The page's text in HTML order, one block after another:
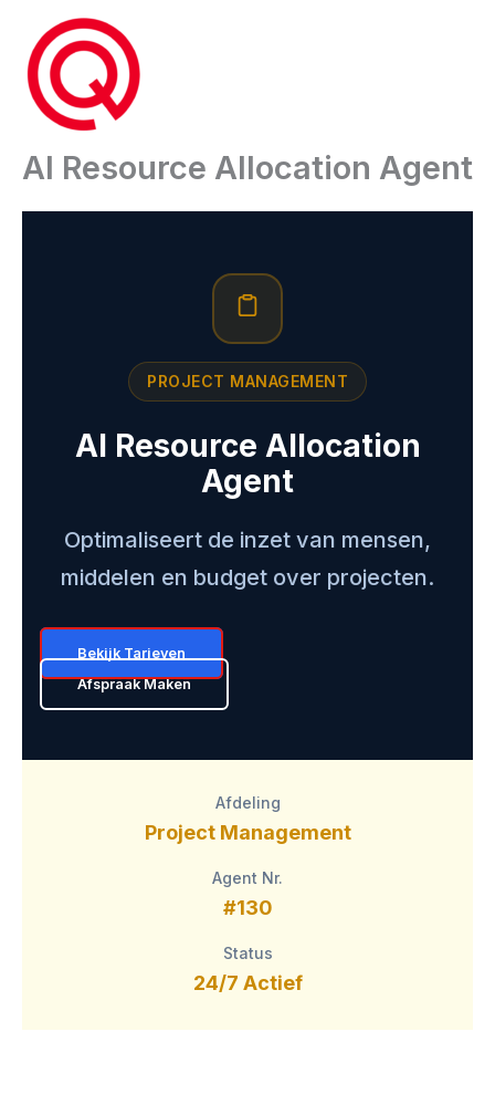
inhoud
AI Resource Allocation Agent
PROJECT MANAGEMENT
AI Resource Allocation
Agent
Optimaliseert de inzet van mensen,
middelen en budget over projecten.
Bekijk Tarieven
Afspraak Maken
Afdeling
Project Management
Agent Nr.
#130
Status
24/7 Actief